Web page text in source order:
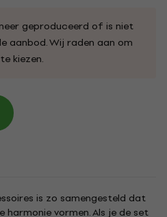
geproduceerd of is niet
aanbod. Wij raden aan om
te kiezen.
is zo samengesteld dat
vormen. Als je de set